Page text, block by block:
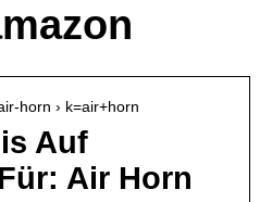
horn › k=air+horn
Auf
Air Horn